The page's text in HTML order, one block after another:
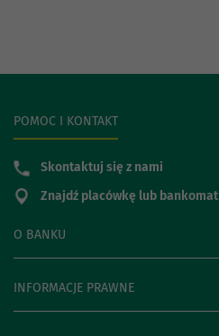
O BANKU
INFORMACJE PRAWNE
POMOC I KONTAKT
Skontaktuj się z nami
Znajdź placówkę lub bankomat